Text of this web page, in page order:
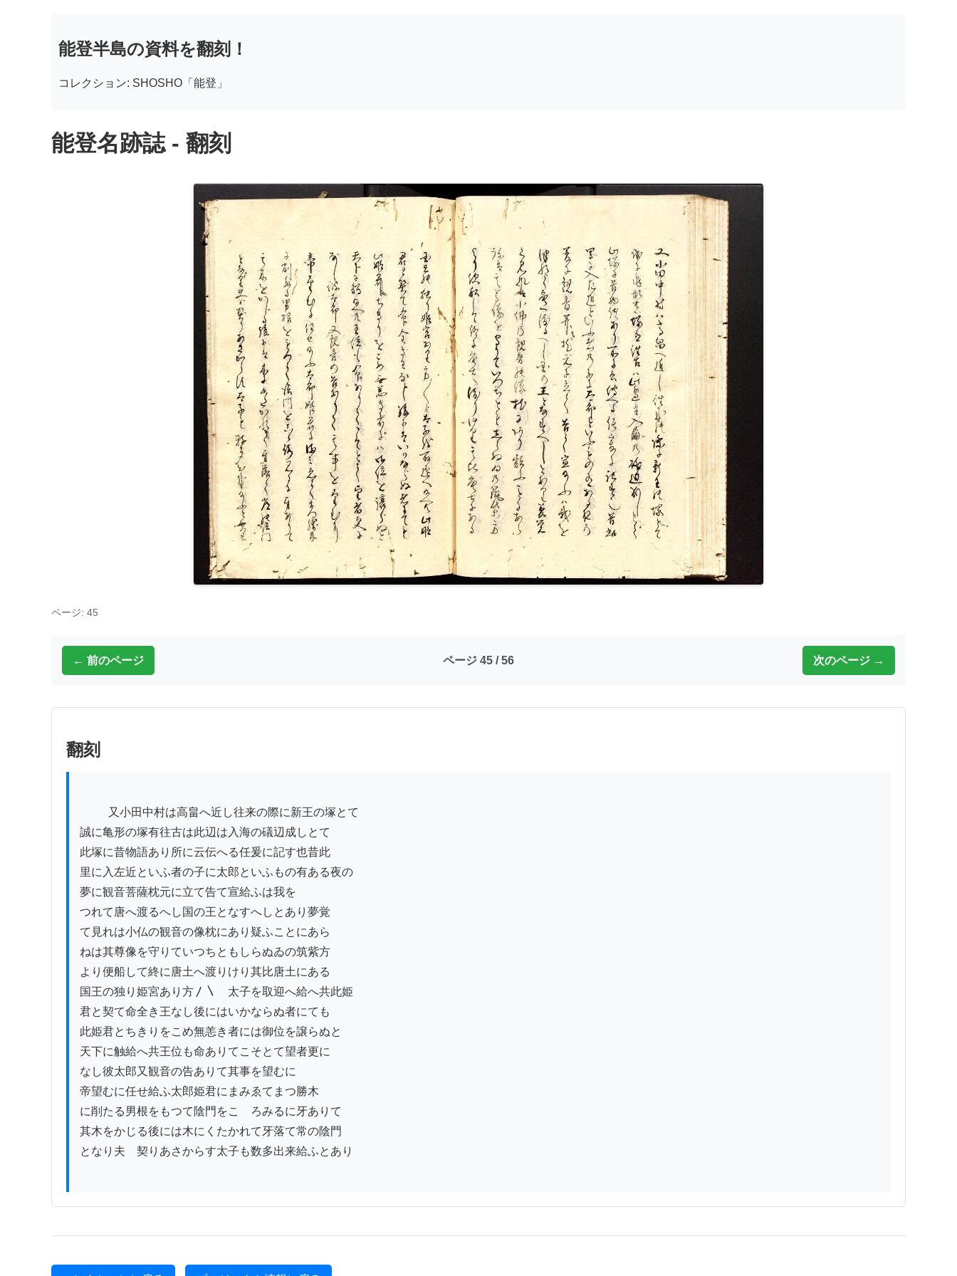
能登半島の資料を翻刻！
コレクション: SHOSHO「能登」
能登名跡誌 - 翻刻
ページ: 45
← 前のページ ページ 45 / 56 次のページ →
翻刻
誠に亀形の塚有往古は此辺は入海の礒辺成しとて
此塚に昔物語あり所に云伝へる任爰に記す也昔此
里に入左近といふ者の子に太郎といふもの有ある夜の
夢に観音菩薩枕元に立て告て宣給ふは我を
つれて唐へ渡るへし国の王となすへしとあり夢覚
て見れは小仏の観音の像枕にあり疑ふことにあら
ねは其尊像を守りていつちともしらぬゐの筑紫方
より便船して終に唐土へ渡りけり其比唐土にある
国王の独り姫宮あり方〳〵ゟ太子を取迎へ給へ共此姫
君と契て命全き王なし後にはいかならぬ者にても
此姫君とちきりをこめ無恙き者には御位を譲らぬと
天下に触給へ共王位も命ありてこそとて望者更に
なし彼太郎又観音の告ありて其事を望むに
帝望むに任せ給ふ太郎姫君にまみゑてまつ勝木
に削たる男根をもつて陰門をこゝろみるに牙ありて
其木をかじる後には木にくたかれて牙落て常の陰門
となり夫ゟ契りあさからす太子も数多出来給ふとあり